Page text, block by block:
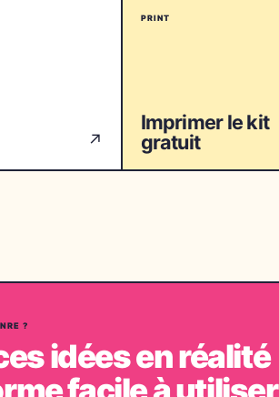
↗
PRINT
Imprimer le kit
gratuit
?
idées en réalité